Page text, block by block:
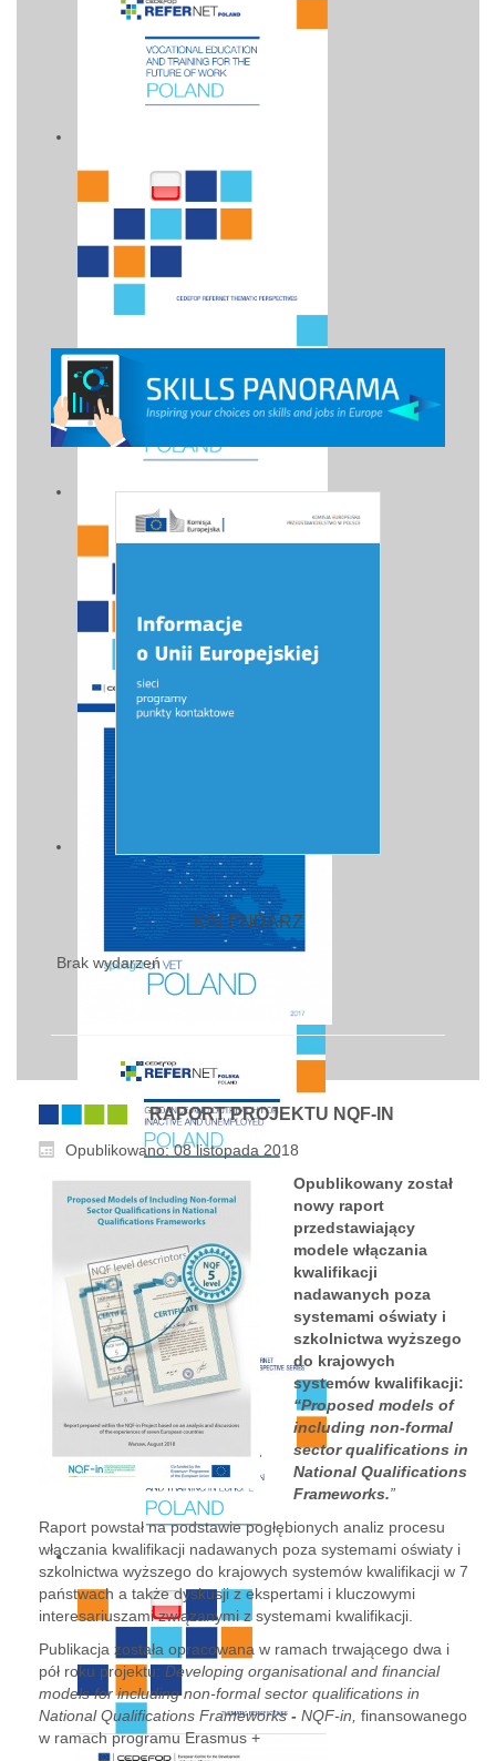
KALENDARZ
Brak wydarzeń
RAPORT PROJEKTU NQF-IN
Opublikowano: 08 listopada 2018
Opublikowany został
nowy raport
przedstawiający
modele włączania
kwalifikacji
nadawanych poza
systemami oświaty i
szkolnictwa wyższego
do krajowych
systemów kwalifikacji:
“Proposed models of
including non-formal
sector qualifications in
National Qualifications
Frameworks.”
Raport powstał na podstawie pogłębionych analiz procesu
włączania kwalifikacji nadawanych poza systemami oświaty i
szkolnictwa wyższego do krajowych systemów kwalifikacji w 7
państwach a także dyskusji z ekspertami i kluczowymi
interesariuszami związanymi z systemami kwalifikacji.
Publikacja została opracowana w ramach trwającego dwa i
pół roku projektu: Developing organisational and financial
models for including non-formal sector qualifications in
National Qualifications Frameworks- NQF-in, finansowanego
w ramach programu Erasmus +